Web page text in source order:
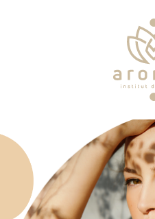
Soins
Je veux faire un bon cadeau
Plan d’accès